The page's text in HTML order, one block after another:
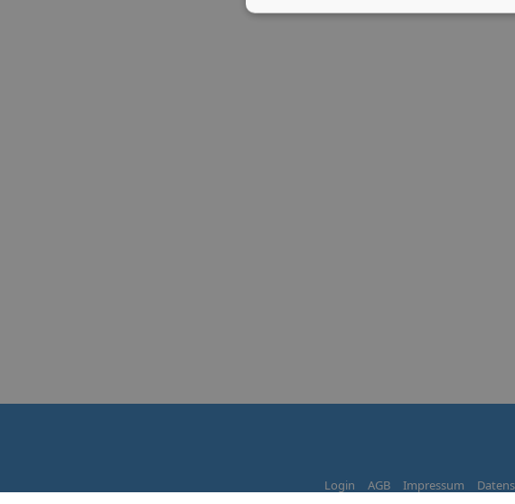
Login AGB Impressum